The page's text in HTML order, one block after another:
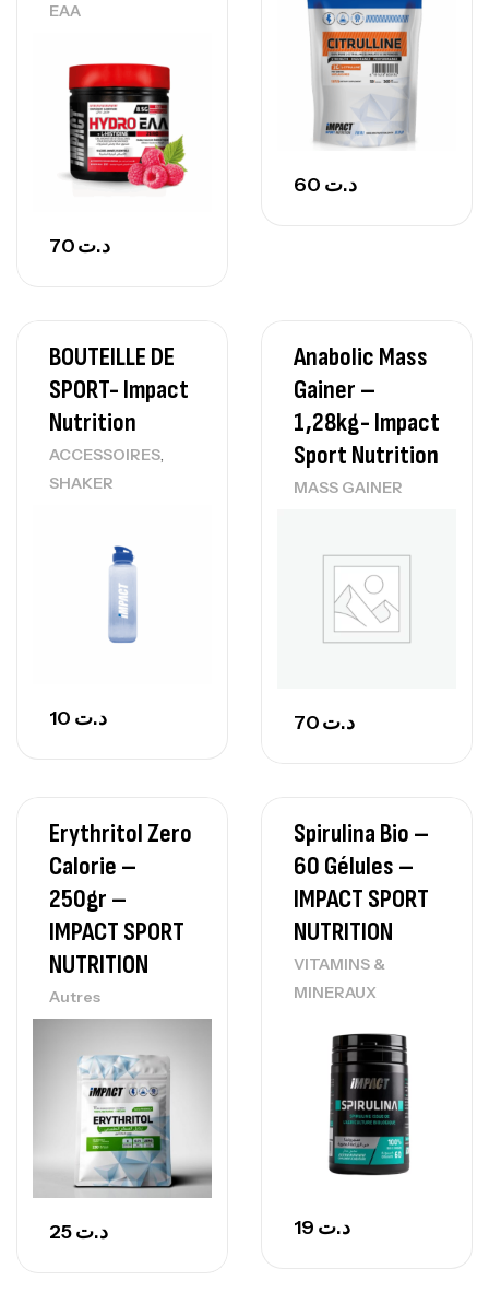
EAA
د.ت
د.ت
BOUTEILLE DE
SPORT- Impact
Nutrition
ACCESSOIRES,
SHAKER
د.ت
Anabolic Mass
Gainer –
1,28kg- Impact
Sport Nutrition
MASS GAINER
د.ت
Erythritol Zero
Calorie –
250gr –
IMPACT SPORT
NUTRITION
Autres
د.ت
Spirulina Bio –
60 Gélules –
IMPACT SPORT
NUTRITION
VITAMINS &
MINERAUX
د.ت